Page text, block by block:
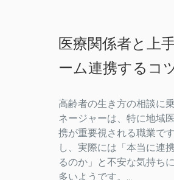
医療関係者と上
ーム連携するコ
高齢者の生き方の相談に
ネージャーは、特に地域
携が重要視される職業で
し、実際には「本当に連
るのか」と不安な気持ち
多いようです。...